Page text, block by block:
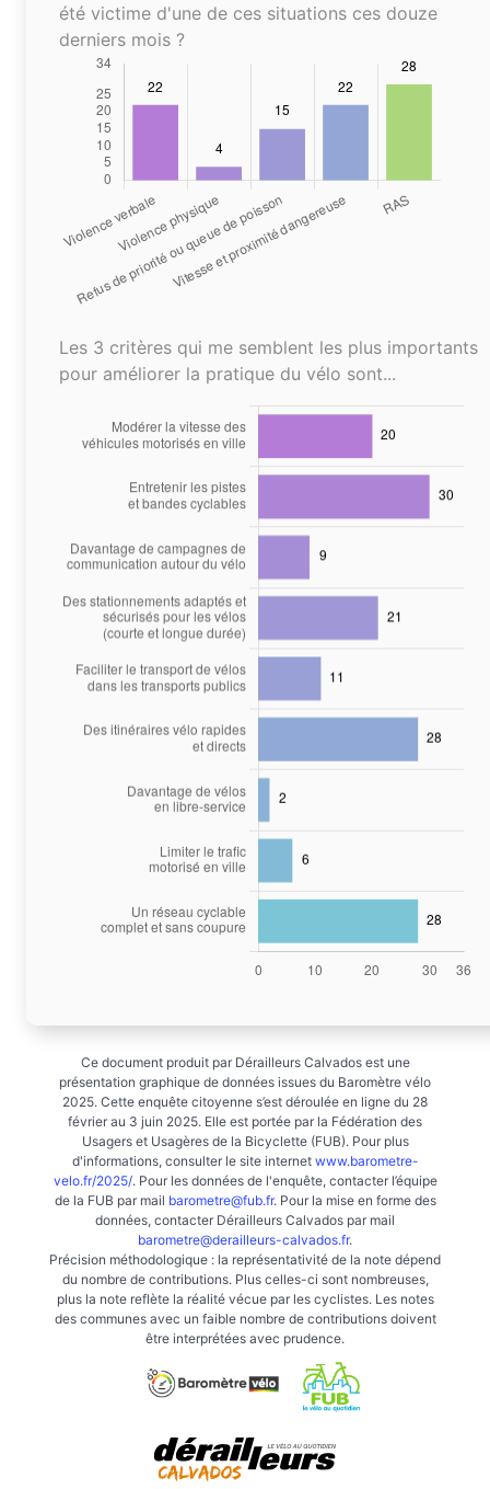
été victime d'une de ces situations ces douze
derniers mois ?
Les 3 critères qui me semblent les plus importants
pour améliorer la pratique du vélo sont...
Ce document produit par Dérailleurs Calvados est une
présentation graphique de données issues du Baromètre vélo
2025. Cette enquête citoyenne s’est déroulée en ligne du 28
février au 3 juin 2025. Elle est portée par la Fédération des
Usagers et Usagères de la Bicyclette (FUB). Pour plus
d'informations, consulter le site internet www.barometre-
velo.fr/2025/. Pour les données de l'enquête, contacter l’équipe
de la FUB par mail barometre@fub.fr. Pour la mise en forme des
données, contacter Dérailleurs Calvados par mail
barometre@derailleurs-calvados.fr.
Précision méthodologique : la représentativité de la note dépend
du nombre de contributions. Plus celles-ci sont nombreuses,
plus la note reflète la réalité vécue par les cyclistes. Les notes
des communes avec un faible nombre de contributions doivent
être interprétées avec prudence.